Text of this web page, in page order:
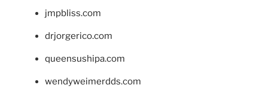
jmpbliss.com
drjorgerico.com
queensushipa.com
wendyweimerdds.com